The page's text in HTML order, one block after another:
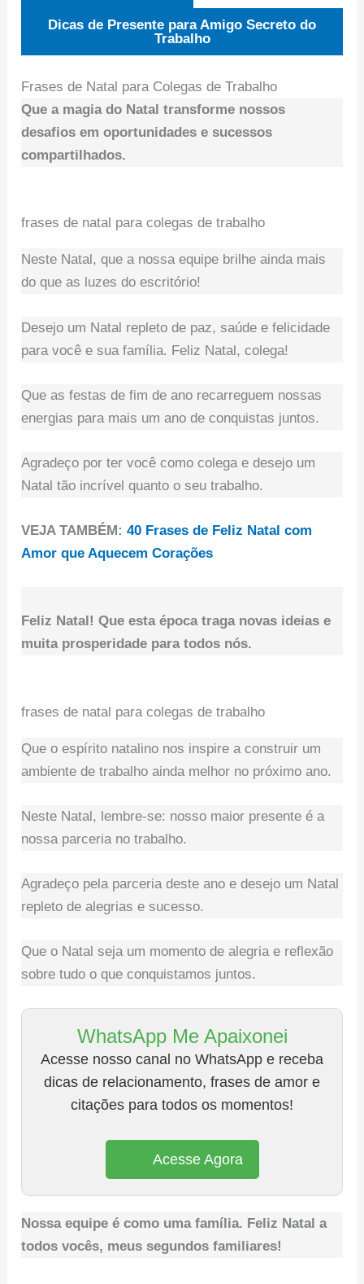
Dicas de Presente para Amigo Secreto do
Trabalho
Frases de Natal para Colegas de Trabalho
Que a magia do Natal transforme nossos
desafios em oportunidades e sucessos
compartilhados.
frases de natal para colegas de trabalho
Neste Natal, que a nossa equipe brilhe ainda mais
do que as luzes do escritório!
Desejo um Natal repleto de paz, saúde e felicidade
para você e sua família. Feliz Natal, colega!
Que as festas de fim de ano recarreguem nossas
energias para mais um ano de conquistas juntos.
Agradeço por ter você como colega e desejo um
Natal tão incrível quanto o seu trabalho.
VEJA TAMBÉM:40 Frases de Feliz Natal com
Amor que Aquecem Corações
Feliz Natal! Que esta época traga novas ideias e
muita prosperidade para todos nós.
frases de natal para colegas de trabalho
Que o espírito natalino nos inspire a construir um
ambiente de trabalho ainda melhor no próximo ano.
Neste Natal, lembre-se: nosso maior presente é a
nossa parceria no trabalho.
Agradeço pela parceria deste ano e desejo um Natal
repleto de alegrias e sucesso.
Que o Natal seja um momento de alegria e reflexão
sobre tudo o que conquistamos juntos.
WhatsApp Me Apaixonei
Acesse nosso canal no WhatsApp e receba
dicas de relacionamento, frases de amor e
citações para todos os momentos!
Acesse Agora
Nossa equipe é como uma família. Feliz Natal a
todos vocês, meus segundos familiares!